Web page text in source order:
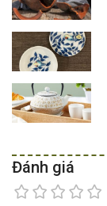
Đánh giá